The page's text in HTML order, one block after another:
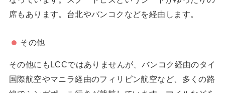
席もあります。台北やバンコクなどを経由します。
その他
その他にもLCCではありませんが、バンコク経由のタイ
国際航空やマニラ経由のフィリピン航空など、多くの路